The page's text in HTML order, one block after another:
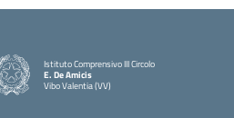
Istituto Comprensivo III Circolo
E. De Amicis
Vibo Valentia (VV)